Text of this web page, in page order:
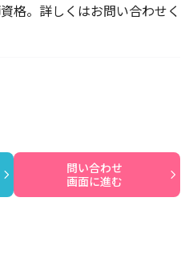
格。詳しくはお問い合わせく
問い合わせ
画面に進む